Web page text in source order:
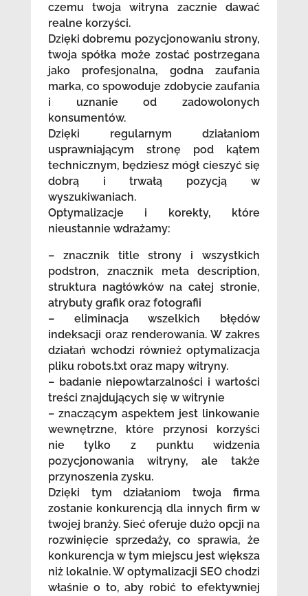
czemu twoja witryna zacznie dawać
realne korzyści.
Dzięki dobremu pozycjonowaniu strony,
twoja spółka może zostać postrzegana
jako profesjonalna, godna zaufania
marka, co spowoduje zdobycie zaufania
i uznanie od zadowolonych
konsumentów.
Dzięki regularnym działaniom
usprawniającym stronę pod kątem
technicznym, będziesz mógł cieszyć się
dobrą i trwałą pozycją w
wyszukiwaniach.
Optymalizacje i korekty, które
nieustannie wdrażamy:
– znacznik title strony i wszystkich
podstron, znacznik meta description,
struktura nagłówków na całej stronie,
atrybuty grafik oraz fotografii
– eliminacja wszelkich błędów
indeksacji oraz renderowania. W zakres
działań wchodzi również optymalizacja
pliku robots.txt oraz mapy witryny.
– badanie niepowtarzalności i wartości
treści znajdujących się w witrynie
– znaczącym aspektem jest linkowanie
wewnętrzne, które przynosi korzyści
nie tylko z punktu widzenia
pozycjonowania witryny, ale także
przynoszenia zysku.
Dzięki tym działaniom twoja firma
zostanie konkurencją dla innych firm w
twojej branży. Sieć oferuje dużo opcji na
rozwinięcie sprzedaży, co sprawia, że
konkurencja w tym miejscu jest większa
niż lokalnie. W optymalizacji SEO chodzi
właśnie o to, aby robić to efektywniej